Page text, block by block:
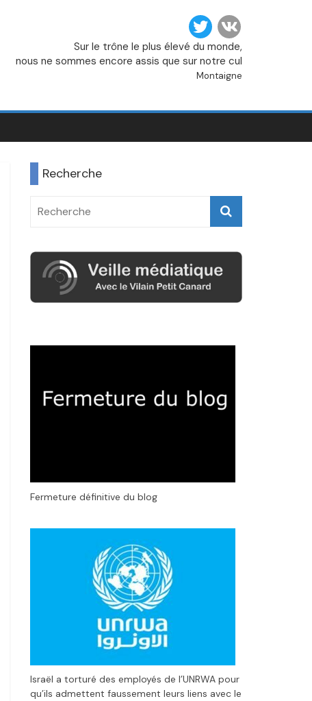
Sur le trône le plus élevé du monde,
nous ne sommes encore assis que sur notre cul
Montaigne
Recherche
Fermeture définitive du blog
Israël a torturé des employés de l’UNRWA pour
qu’ils admettent faussement leurs liens avec le